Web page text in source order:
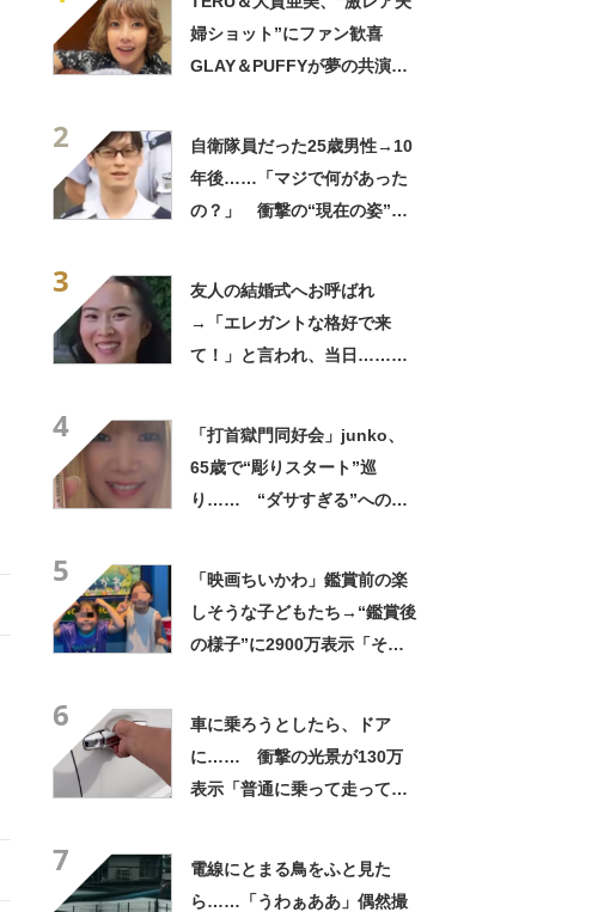
婦ショット”にファン歓喜
GLAY＆PUFFYが夢の共演
2
自衛隊員だった25歳男性→10
年後……「マジで何があった
の？」 衝撃の“現在の姿”が
3
友人の結婚式へお呼ばれ
→「エレガントな格好で来
て！」と言われ、当日……ま
4
「打首獄門同好会」junko、
65歳で“彫りスタート”巡
り…… “ダサすぎる”への持
5
「映画ちいかわ」鑑賞前の楽
しそうな子どもたち→“鑑賞後
の様子”に2900万表示「そう
6
車に乗ろうとしたら、ドア
に…… 衝撃の光景が130万
表示「普通に乗って走ってた
7
電線にとまる鳥をふと見た
ら……「うわぁああ」偶然撮